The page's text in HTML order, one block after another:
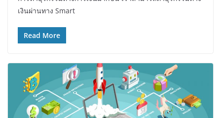
เงินผ่านทาง Smart
Read More